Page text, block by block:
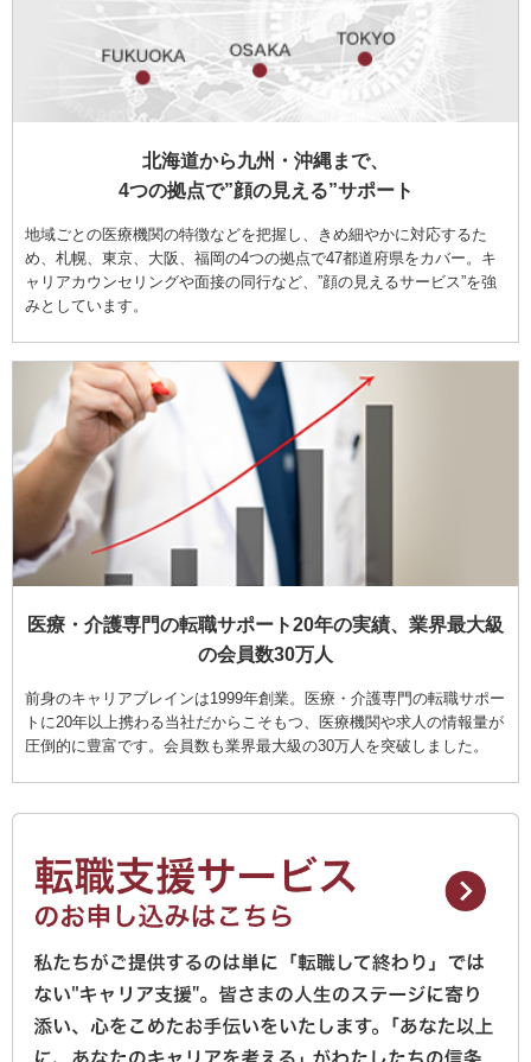
北海道から九州・沖縄まで、
4つの拠点で”顔の見える”サポート
地域ごとの医療機関の特徴などを把握し、きめ細やかに対応するた
め、札幌、東京、大阪、福岡の4つの拠点で47都道府県をカバー。キ
ャリアカウンセリングや面接の同行など、”顔の見えるサービス”を強
みとしています。
医療・介護専門の転職サポート20年の実績、業界最大級
の会員数30万人
前身のキャリアブレインは1999年創業。医療・介護専門の転職サポー
トに20年以上携わる当社だからこそもつ、医療機関や求人の情報量が
圧倒的に豊富です。会員数も業界最大級の30万人を突破しました。